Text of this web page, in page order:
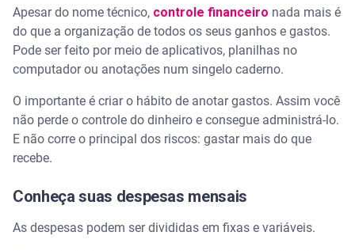
Apesar do nome técnico, controle financeiro nada mais é
do que a organização de todos os seus ganhos e gastos.
Pode ser feito por meio de aplicativos, planilhas no
computador ou anotações num singelo caderno.
O importante é criar o hábito de anotar gastos. Assim você
não perde o controle do dinheiro e consegue administrá-lo.
E não corre o principal dos riscos: gastar mais do que
recebe.
Conheça suas despesas mensais
As despesas podem ser divididas em fixas e variáveis.